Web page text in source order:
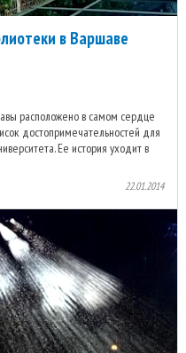
в Варшаве
расположено в самом сердце
достопримечательностей для
Ее история уходит в
22.01.2014